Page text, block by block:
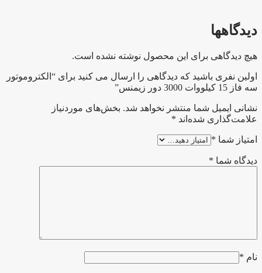
دیدگاهها
هیچ دیدگاهی برای این محصول نوشته نشده است.
اولین نفری باشید که دیدگاهی را ارسال می کنید برای “الکتروموتور
سه فاز 15 کیلووات 3000 دور زیمنس”
نشانی ایمیل شما منتشر نخواهد شد. بخش‌های موردنیاز
علامت‌گذاری شده‌اند *
امتیاز شما *
دیدگاه شما *
نام *